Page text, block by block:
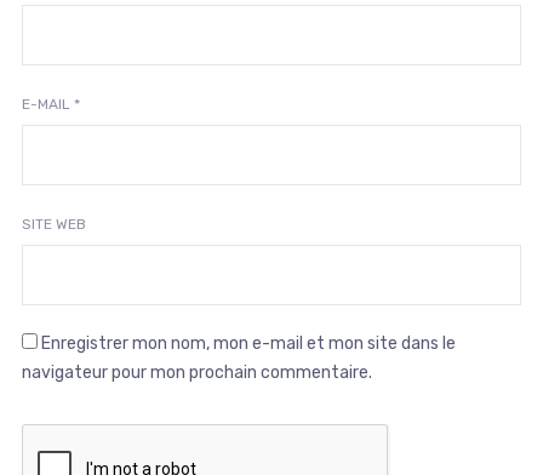
E-MAIL *
SITE WEB
Enregistrer mon nom, mon e-mail et mon site dans le
navigateur pour mon prochain commentaire.